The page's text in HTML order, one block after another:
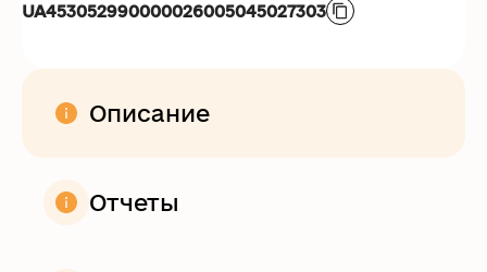
UA453052990000026005045027303
Описание
Отчеты